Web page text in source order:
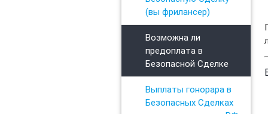
(вы фрилансер)
Возможна ли
предоплата в
Безопасной Сделке
Выплаты гонорара в
Безопасных Сделках